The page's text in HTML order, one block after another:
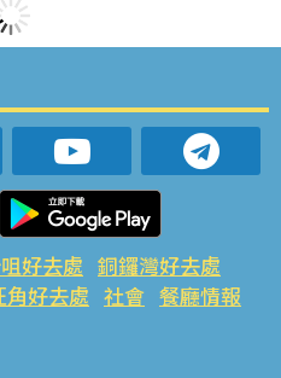
好去處 銅鑼灣好去處
角好去處 社會 餐廳情報